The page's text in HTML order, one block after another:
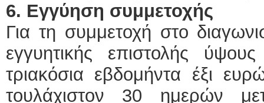
6. Εγγύηση συμμετοχής
Για τη συμμετοχή στο
εγγυητικής επιστολής
τριακόσια εβδομήντα έξι
τουλάχιστον 30 ημερών